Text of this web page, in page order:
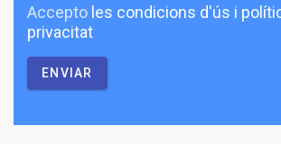
Accepto les condicions d'ús i
privacitat
ENVIAR